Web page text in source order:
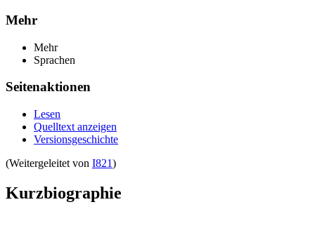
Mehr
Mehr
Sprachen
Seitenaktionen
Lesen
Quelltext anzeigen
Versionsgeschichte
(Weitergeleitet von I821)
Kurzbiographie